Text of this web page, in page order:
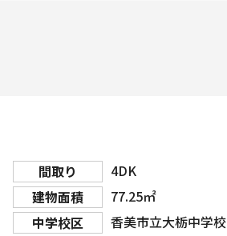
間取り
4DK
建物面積
77.25㎡
中学校区
香美市立大栃中学校